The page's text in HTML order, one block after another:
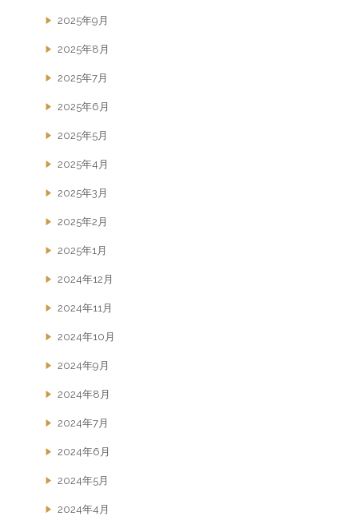
2025年9月
2025年8月
2025年7月
2025年6月
2025年5月
2025年4月
2025年3月
2025年2月
2025年1月
2024年12月
2024年11月
2024年10月
2024年9月
2024年8月
2024年7月
2024年6月
2024年5月
2024年4月